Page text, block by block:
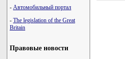
- Автомобильный портал
- The legislation of the Great
Britain
Правовые новости